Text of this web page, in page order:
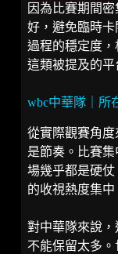
因為比賽期間
好，避免臨時
過程的穩定度，
這類被提及的平
wbc中華隊｜所
從實際觀賽角
是節奏。比賽
場幾乎都是硬仗
的收視熱度集
對中華隊來說
不能保留太多